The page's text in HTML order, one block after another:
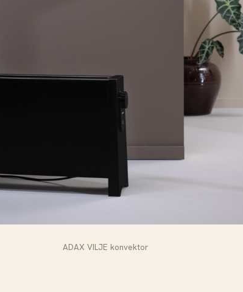
ADAX VILJE konvektor